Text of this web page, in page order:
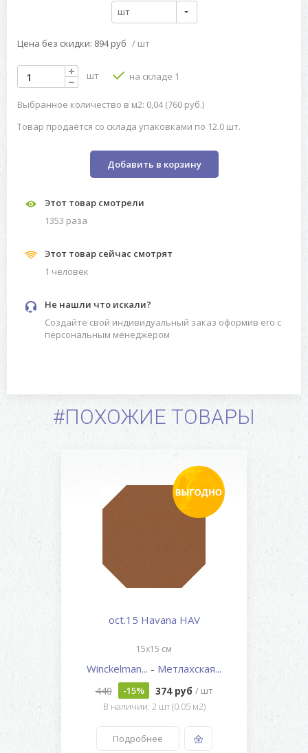
шт
Цена без скидки: 894 руб / шт
шт на складе 1
Выбранное количество в м2: 0,04 (760 руб.)
Товар продаётся со склада упаковками по 12.0 шт.
Добавить в корзину
Этот товар смотрели
1353 разa
Этот товар сейчас смотрят
1 человек
Не нашли что искали?
Создайте свой индивидуальный заказ оформив его с
персональным менеджером
#ПОХОЖИЕ ТОВАРЫ
oct.15 Havana HAV
15x15 см
Winckelman... - Метлахская...
440 -15% 374 руб / шт
В наличии: 2 шт (0.05 м2)
Подробнее